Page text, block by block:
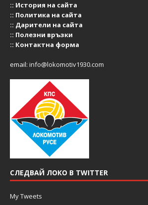
:: История на сайта
:: Политика на сайта
:: Дарители на сайта
:: Полезни връзки
:: Контактна форма
email: info@lokomotiv1930.com
СЛЕДВАЙ ЛОКО В TWITTER
My Tweets